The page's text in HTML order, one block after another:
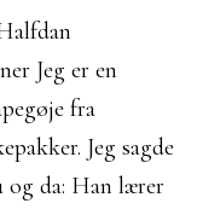
Jeg er en
fra
Jeg sagde
og da: Han lærer